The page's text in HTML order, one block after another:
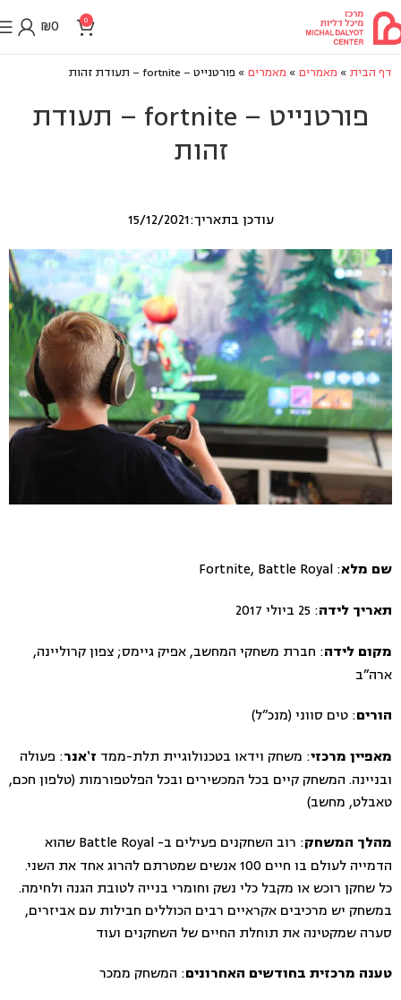
0
₪0
דף הבית » מאמרים » מאמרים » פורטנייט – fortnite – תעודת זהות
פורטנייט – fortnite – תעודת
זהות
עודכן בתאריך:15/12/2021
שם מלא: Fortnite, Battle Royal
תאריך לידה: 25 ביולי 2017
מקום לידה: חברת משחקי המחשב, אפיק גיימס; צפון קרוליינה,
ארה”ב
הורים: טים סווני (מנכ”ל)
מאפיין מרכזי: משחק וידאו בטכנולוגיית תלת-ממד ז‘אנר: פעולה
ובניינה. המשחק קיים בכל המכשירים ובכל הפלטפורמות (טלפון חכם,
טאבלט, מחשב)
מהלך המשחק
: רוב השחקנים פעילים ב- Battle Royal שהוא
הדמייה לעולם בו חיים 100 אנשים שמטרתם להרוג אחד את השני.
כל שחקן רוכש או מקבל כלי נשק וחומרי בנייה לטובת הגנה ולחימה.
במשחק יש מרכיבים אקראיים רבים הכוללים חבילות עם אביזרים,
סערה שמקטינה את תוחלת החיים של השחקנים ועוד
טענה מרכזית בחודשים האחרונים: המשחק ממכר